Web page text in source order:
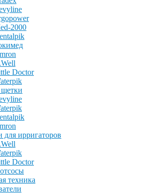
2000
Doctor
для ирригаторов
Doctor
техника